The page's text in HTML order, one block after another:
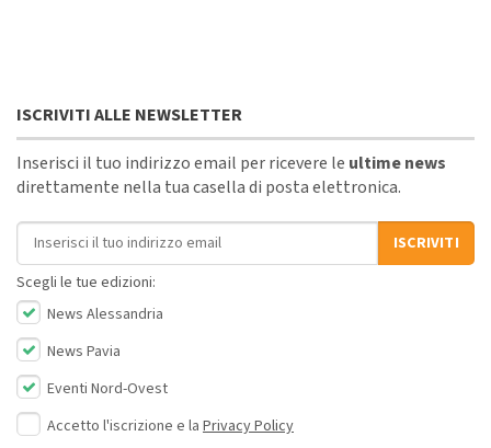
ISCRIVITI ALLE NEWSLETTER
Inserisci il tuo indirizzo email per ricevere le ultime news
direttamente nella tua casella di posta elettronica.
Indirizzo email
ISCRIVITI
Scegli le tue edizioni:
News Alessandria
News Pavia
Eventi Nord-Ovest
Accetto l'iscrizione e la Privacy Policy